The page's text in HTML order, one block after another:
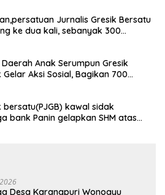
Jurnalis Gresik Bersatu
ke dua kali, sebanyak 300
Daerah Anak Serumpun Gresik
Gelar Aksi Sosial, Bagikan 700
kawal sidak
bank Panin gelapkan SHM atas
Desa Karangpuri Wonoayu